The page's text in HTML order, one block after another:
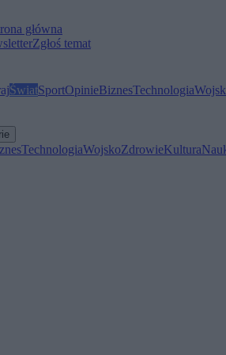
główna
Zgłoś temat
ŚwiatSportOpinieBiznesTechnologia
TechnologiaWojskoZdrowieKultura